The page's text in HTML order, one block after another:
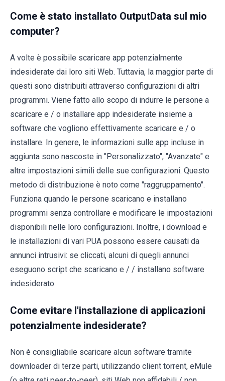
Come è stato installato OutputData sul mio
computer?
A volte è possibile scaricare app potenzialmente
indesiderate dai loro siti Web. Tuttavia, la maggior parte di
questi sono distribuiti attraverso configurazioni di altri
programmi. Viene fatto allo scopo di indurre le persone a
scaricare e / o installare app indesiderate insieme a
software che vogliono effettivamente scaricare e / o
installare. In genere, le informazioni sulle app incluse in
aggiunta sono nascoste in "Personalizzato", "Avanzate" e
altre impostazioni simili delle sue configurazioni. Questo
metodo di distribuzione è noto come "raggruppamento".
Funziona quando le persone scaricano e installano
programmi senza controllare e modificare le impostazioni
disponibili nelle loro configurazioni. Inoltre, i download e
le installazioni di vari PUA possono essere causati da
annunci intrusivi: se cliccati, alcuni di quegli annunci
eseguono script che scaricano e / / installano software
indesiderato.
Come evitare l'installazione di applicazioni
potenzialmente indesiderate?
Non è consigliabile scaricare alcun software tramite
downloader di terze parti, utilizzando client torrent, eMule